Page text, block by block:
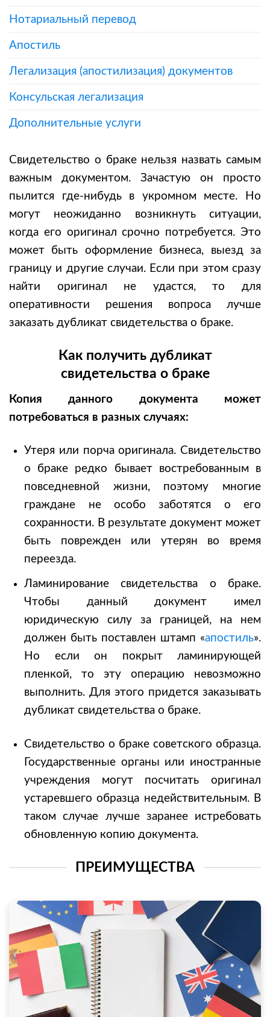
Нотариальный перевод
Апостиль
Легализация (апостилизация) документов
Консульская легализация
Дополнительные услуги
Свидетельство о браке нельзя назвать самым
важным документом. Зачастую он просто
пылится где-нибудь в укромном месте. Но
могут неожиданно возникнуть ситуации,
когда его оригинал срочно потребуется. Это
может быть оформление бизнеса, выезд за
границу и другие случаи. Если при этом сразу
найти оригинал не удастся, то для
оперативности решения вопроса лучше
заказать дубликат свидетельства о браке.
Как получить дубликат
свидетельства о браке
Копия данного документа может
потребоваться в разных случаях:
Утеря или порча оригинала. Свидетельство
о браке редко бывает востребованным в
повседневной жизни, поэтому многие
граждане не особо заботятся о его
сохранности. В результате документ может
быть поврежден или утерян во время
переезда.
Ламинирование свидетельства о браке.
Чтобы данный документ имел
юридическую силу за границей, на нем
должен быть поставлен штамп «апостиль».
Но если он покрыт ламинирующей
пленкой, то эту операцию невозможно
выполнить. Для этого придется заказывать
дубликат свидетельства о браке.
Свидетельство о браке советского образца.
Государственные органы или иностранные
учреждения могут посчитать оригинал
устаревшего образца недействительным. В
таком случае лучше заранее истребовать
обновленную копию документа.
ПРЕИМУЩЕСТВА